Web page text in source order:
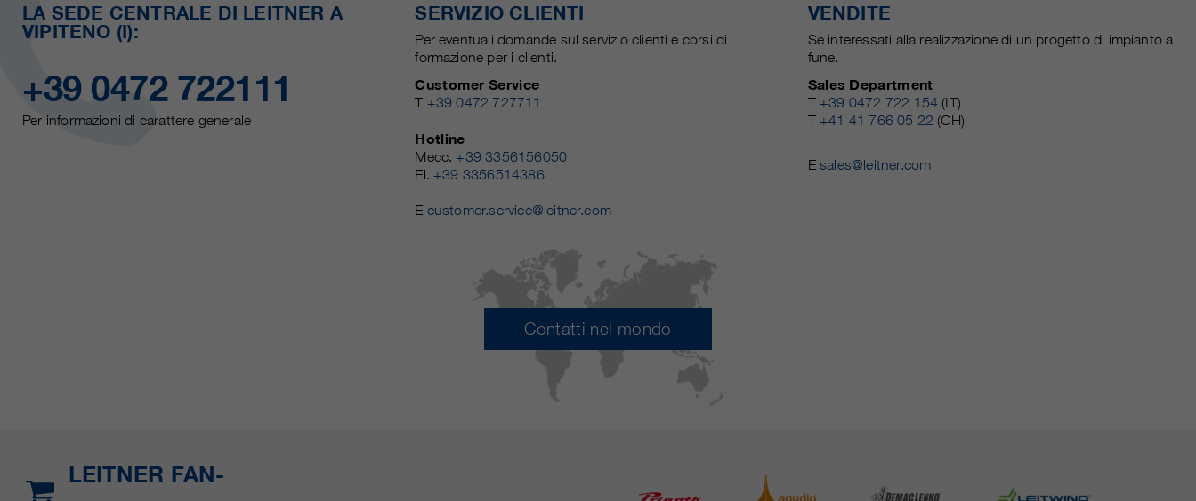
LA SEDE CENTRALE DI LEITNER A
VIPITENO (I):
+39 0472 722111
Per informazioni di carattere generale
SERVIZIO CLIENTI
Per eventuali domande sul servizio clienti e corsi di
formazione per i clienti.
Customer Service
T +39 0472 727711
Hotline
Mecc. +39 3356156050
El. +39 3356514386
E customer.service@leitner.com
VENDITE
Se interessati alla realizzazione di un progetto di impianto a
fune.
Sales Department
T +39 0472 722 154 (IT)
T +41 41 766 05 22 (CH)
Esales@leitner.com
Contatti nel mondo
LEITNER FAN-